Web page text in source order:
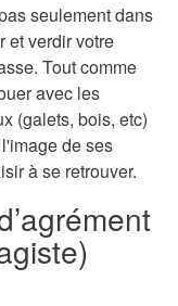
seulement dans
et verdir votre
Tout comme
avec les
(galets, bois, etc)
de ses
à se retrouver.